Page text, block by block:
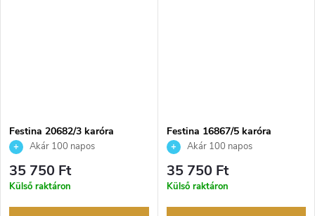
Festina 20682/3 karóra
Akár 100 napos
visszaküldési lehetőség. Hivatalos
márkakereskedő.
35 750 Ft
Külső raktáron
Festina 16867/5 karóra
Akár 100 napos
visszaküldési lehetőség. Hivatalos
márkakereskedő.
35 750 Ft
Külső raktáron